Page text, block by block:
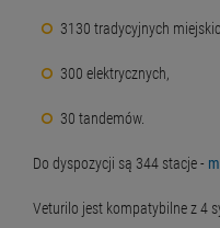
3130 tradycyjnych
300 elektrycznych,
30 tandemów.
Do dyspozycji są 344 stacje -
Veturilo jest kompatybilne z 4